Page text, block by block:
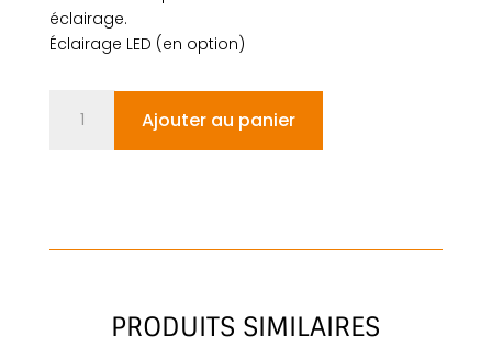
éclairage.
Éclairage LED (en option)
PANDORA
Ajouter au panier
PRODUITS SIMILAIRES